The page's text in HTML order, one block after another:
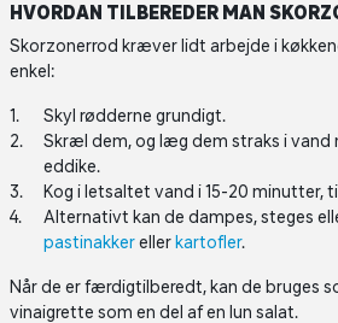
HVORDAN TILBEREDER MAN
Skorzonerrod kræver lidt arbejde i
enkel:
Skyl rødderne grundigt.
Skræl dem, og læg dem straks i vand
eddike.
Kog i letsaltet vand i 15-20 minutter,
Alternativt kan de dampes, steges
pastinakkereller kartofler.
Når de er færdigtilberedt, kan de bruges
vinaigrette som en del af en lun salat.